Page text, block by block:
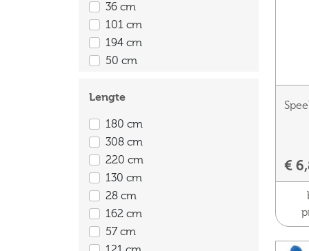
36 cm
101 cm
194 cm
50 cm
310 cm
Lengte
180 cm
308 cm
220 cm
130 cm
28 cm
162 cm
57 cm
€